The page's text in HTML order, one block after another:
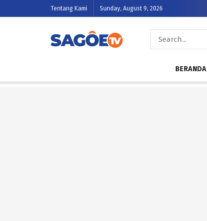
Tentang Kami Sunday, August 9, 2026
BERANDA